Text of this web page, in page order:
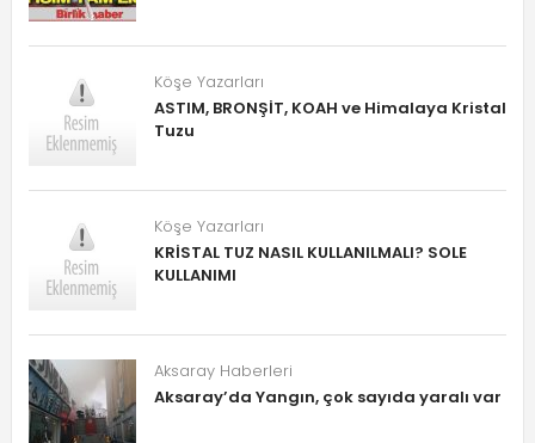
Köşe Yazarları
ASTIM, BRONŞİT, KOAH ve Himalaya Kristal
Tuzu
Köşe Yazarları
KRİSTAL TUZ NASIL KULLANILMALI? SOLE
KULLANIMI
Aksaray Haberleri
Aksaray’da Yangın, çok sayıda yaralı var